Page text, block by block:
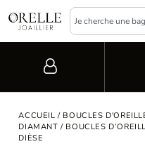
ACCUEIL / BOUCLES
DIAMANT / BOUCLES
DIÈSE